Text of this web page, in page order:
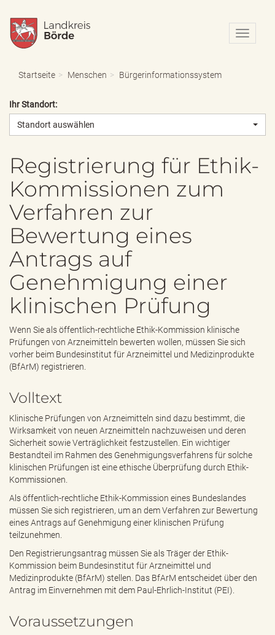
N
a
o
e
i
Startseite Menschen Bürgerinformationssystem
Ihr Standort:
Standort auswählen
Registrierung für Ethik-
Kommissionen zum
Verfahren zur
Bewertung eines
Antrags auf
Genehmigung einer
klinischen Prüfung
Wenn Sie als öffentlich-rechtliche Ethik-Kommission klinische
Prüfungen von Arzneimitteln bewerten wollen, müssen Sie sich
vorher beim Bundesinstitut für Arzneimittel und Medizinprodukte
(BfArM) registrieren.
Volltext
Klinische Prüfungen von Arzneimitteln sind dazu bestimmt, die
Wirksamkeit von neuen Arzneimitteln nachzuweisen und deren
Sicherheit sowie Verträglichkeit festzustellen. Ein wichtiger
Bestandteil im Rahmen des Genehmigungsverfahrens für solche
klinischen Prüfungen ist eine ethische Überprüfung durch Ethik-
Kommissionen.
Als öffentlich-rechtliche Ethik-Kommission eines Bundeslandes
müssen Sie sich registrieren, um an dem Verfahren zur Bewertung
eines Antrags auf Genehmigung einer klinischen Prüfung
teilzunehmen.
Den Registrierungsantrag müssen Sie als Träger der Ethik-
Kommission beim Bundesinstitut für Arzneimittel und
Medizinprodukte (BfArM) stellen. Das BfArM entscheidet über den
Antrag im Einvernehmen mit dem Paul-Ehrlich-Institut (PEI).
Voraussetzungen